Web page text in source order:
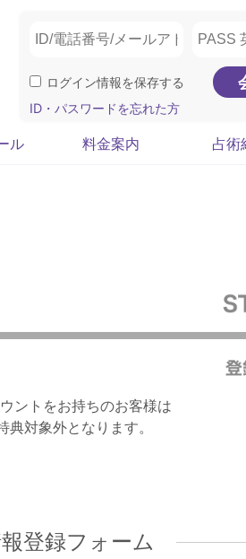
ログイン情報を保存する
ID・パスワードを忘れた方
ル 料金案内 占術
ントをお持ちのお客様は
典対象外となります。
登録フォーム